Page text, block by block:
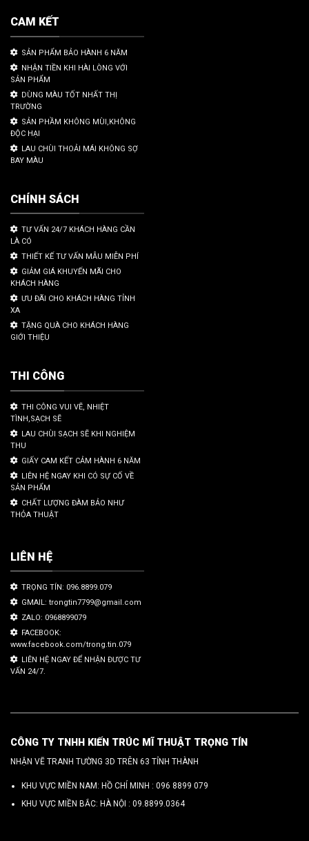
CAM KẾT
SẢN PHẨM BẢO HÀNH 6 NĂM
NHẬN TIỀN KHI HÀI LÒNG VỚI
SẢN PHẨM
DÙNG MÀU TỐT NHẤT THỊ
TRƯỜNG
SẢN PHẦM KHÔNG MÙI,KHÔNG
ĐỘC HẠI
LAU CHÙI THOẢI MÁI KHÔNG SỢ
BAY MÀU
CHÍNH SÁCH
TƯ VẤN 24/7 KHÁCH HÀNG CẦN
LÀ CÓ
THIẾT KẾ TƯ VẤN MẪU MIỄN PHÍ
GIẢM GIÁ KHUYẾN MÃI CHO
KHÁCH HÀNG
ƯU ĐÃI CHO KHÁCH HÀNG TỈNH
XA
TẶNG QUÀ CHO KHÁCH HÀNG
GIỚI THIỆU
THI CÔNG
THI CÔNG VUI VẼ, NHIỆT
TÌNH,SẠCH SẼ
LAU CHÙI SẠCH SẼ KHI NGHIỆM
THU
GIẤY CAM KẾT CẢM HÀNH 6 NĂM
LIÊN HỆ NGAY KHI CÓ SỰ CỐ VỀ
SẢN PHẨM
CHẤT LƯỢNG ĐÀM BẢO NHƯ
THỎA THUẬT
LIÊN HỆ
TRỌNG TÍN: 096.8899.079
GMAIL: trongtin7799@gmail.com
ZALO: 0968899079
FACEBOOK:
www.facebook.com/trong.tin.079
LIÊN HỆ NGAY ĐỂ NHẬN ĐƯỢC TƯ
VẤN 24/7.
CÔNG TY TNHH KIẾN TRÚC MĨ THUẬT TRỌNG TÍN
NHẬN VẼ TRANH TƯỜNG 3D TRÊN 63 TỈNH THÀNH
KHU VỰC MIỀN NAM: HỒ CHÍ MINH : 096 8899 079
KHU VỰC MIỀN BẮC: HÀ NỘI : 09.8899.0364